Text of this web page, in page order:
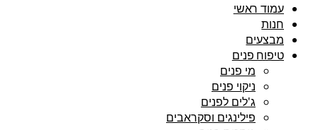
עמוד ראשי
חנות
מבצעים
טיפוח פנים
מי פנים
ניקוי פנים
ג'לים לפנים
פילינגים וסקראבים